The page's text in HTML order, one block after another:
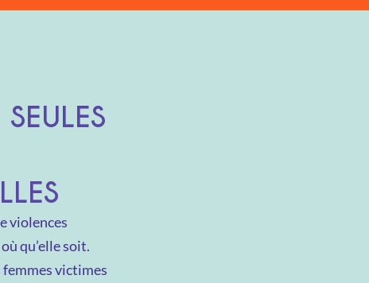
violences
qu’elle soit.
femmes victimes